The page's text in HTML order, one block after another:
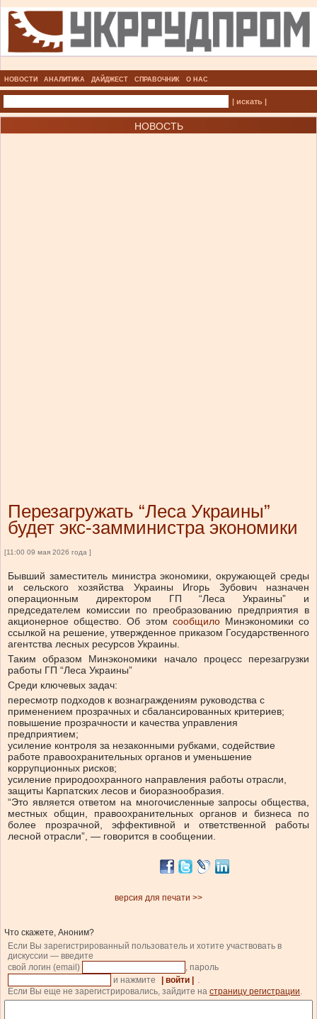
НОВОСТИ АНАЛИТИКА ДАЙДЖЕСТ СПРАВОЧНИК О НАС
| искать |
НОВОСТЬ
Перезагружать “Леса Украины”
будет экс-замминистра экономики
[11:00 09 мая 2026 года ]
Бывший заместитель министра экономики, окружающей среды
и сельского хозяйства Украины Игорь Зубович назначен
операционным директором ГП “Леса Украины” и
председателем комиссии по преобразованию предприятия в
акционерное общество. Об этом сообщило Минэкономики со
ссылкой на решение, утвержденное приказом Государственного
агентства лесных ресурсов Украины.
Таким образом Минэкономики начало процесс перезагрузки
работы ГП “Леса Украины”
Среди ключевых задач:
пересмотр подходов к вознаграждениям руководства с
применением прозрачных и сбалансированных критериев;
повышение прозрачности и качества управления
предприятием;
усиление контроля за незаконными рубками, содействие
работе правоохранительных органов и уменьшение
коррупционных рисков;
усиление природоохранного направления работы отрасли,
защиты Карпатских лесов и биоразнообразия.
“Это является ответом на многочисленные запросы общества,
местных общин, правоохранительных органов и бизнеса по
более прозрачной, эффективной и ответственной работы
лесной отрасли”, — говорится в сообщении.
версия для печати >>
Что скажете, Аноним?
Если Вы зарегистрированный пользователь и хотите участвовать в
дискуссии — введите
свой логин (email)
, пароль
и нажмите
| войти |
.
Если Вы еще не зарегистрировались, зайдите на страницу регистрации.